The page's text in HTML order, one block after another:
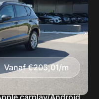
Vanaf €205,01/m
carplay/Android